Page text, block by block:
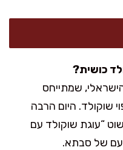
שמתייחס
שוקולד. היום הרבה
“עוגת שוקולד עם
של סבתא.